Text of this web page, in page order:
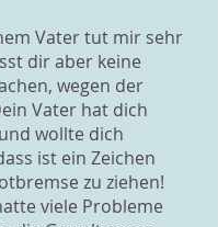
Vater tut mir sehr
dir aber keine
wegen der
Vater hat dich
wollte dich
ist ein Zeichen
zu ziehen!
viele Probleme